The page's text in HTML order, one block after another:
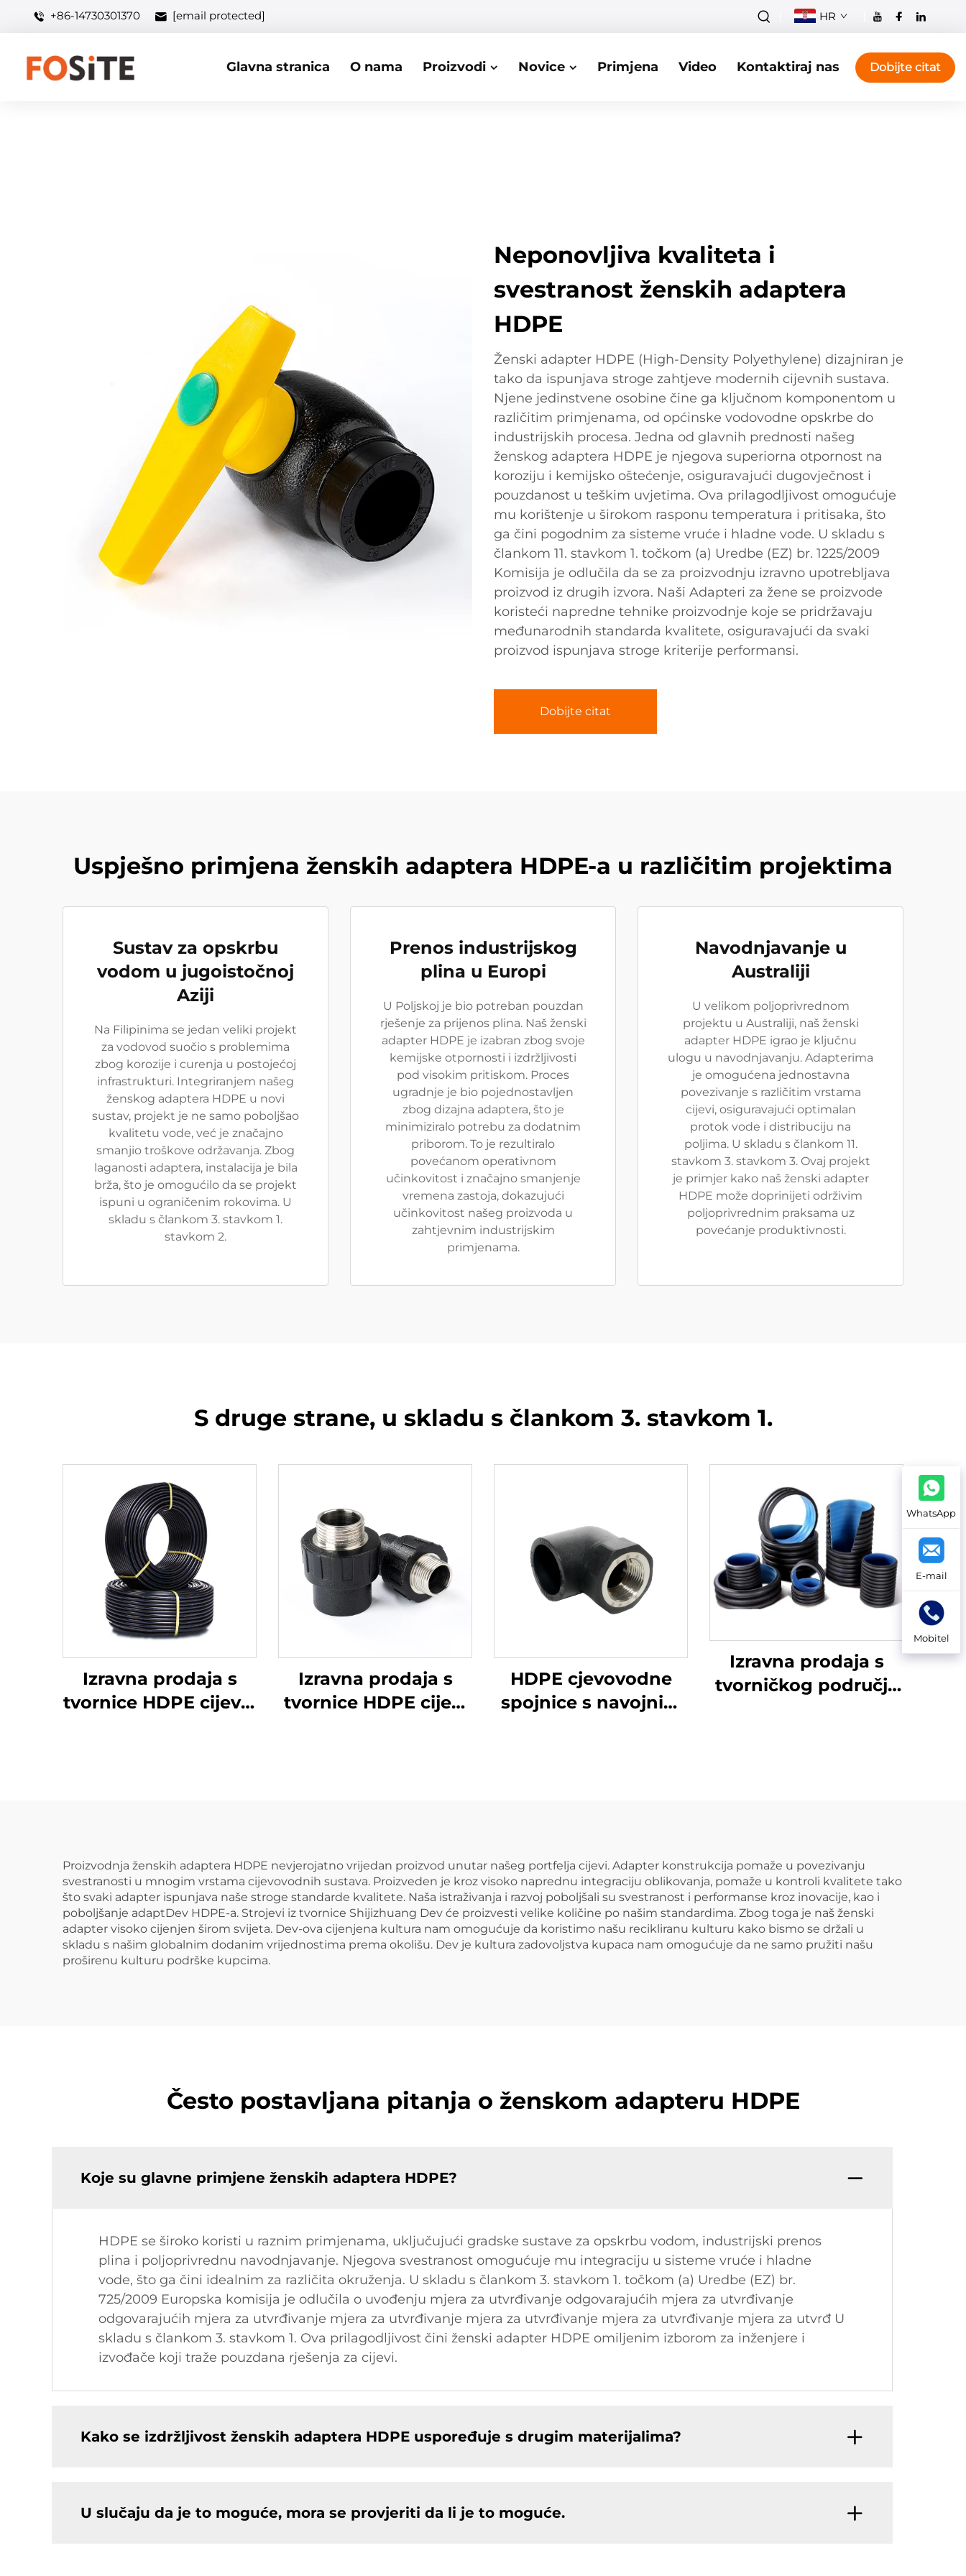
+86-14730301370 [email protected] HR
Glavna stranica O nama Proizvodi Novice Primjena Video Kontaktiraj nas Dobijte citat
Neponovljiva kvaliteta i
svestranost ženskih adaptera
HDPE
Ženski adapter HDPE (High-Density Polyethylene) dizajniran je
tako da ispunjava stroge zahtjeve modernih cijevnih sustava.
Njene jedinstvene osobine čine ga ključnom komponentom u
različitim primjenama, od općinske vodovodne opskrbe do
industrijskih procesa. Jedna od glavnih prednosti našeg
ženskog adaptera HDPE je njegova superiorna otpornost na
koroziju i kemijsko oštećenje, osiguravajući dugovječnost i
pouzdanost u teškim uvjetima. Ova prilagodljivost omogućuje
mu korištenje u širokom rasponu temperatura i pritisaka, što
ga čini pogodnim za sisteme vruće i hladne vode. U skladu s
člankom 11. stavkom 1. točkom (a) Uredbe (EZ) br. 1225/2009
Komisija je odlučila da se za proizvodnju izravno upotrebljava
proizvod iz drugih izvora. Naši Adapteri za žene se proizvode
koristeći napredne tehnike proizvodnje koje se pridržavaju
međunarodnih standarda kvalitete, osiguravajući da svaki
proizvod ispunjava stroge kriterije performansi.
Dobijte citat
Uspješno primjena ženskih adaptera HDPE-a u različitim projektima
Sustav za opskrbu
vodom u jugoistočnoj
Aziji
Na Filipinima se jedan veliki projekt
za vodovod suočio s problemima
zbog korozije i curenja u postojećoj
infrastrukturi. Integriranjem našeg
ženskog adaptera HDPE u novi
sustav, projekt je ne samo poboljšao
kvalitetu vode, već je značajno
smanjio troškove održavanja. Zbog
laganosti adaptera, instalacija je bila
brža, što je omogućilo da se projekt
ispuni u ograničenim rokovima. U
skladu s člankom 3. stavkom 1.
stavkom 2.
Prenos industrijskog
plina u Europi
U Poljskoj je bio potreban pouzdan
rješenje za prijenos plina. Naš ženski
adapter HDPE je izabran zbog svoje
kemijske otpornosti i izdržljivosti
pod visokim pritiskom. Proces
ugradnje je bio pojednostavljen
zbog dizajna adaptera, što je
minimiziralo potrebu za dodatnim
priborom. To je rezultiralo
povećanom operativnom
učinkovitost i značajno smanjenje
vremena zastoja, dokazujući
učinkovitost našeg proizvoda u
zahtjevnim industrijskim
primjenama.
Navodnjavanje u
Australiji
U velikom poljoprivrednom
projektu u Australiji, naš ženski
adapter HDPE igrao je ključnu
ulogu u navodnjavanju. Adapterima
je omogućena jednostavna
povezivanje s različitim vrstama
cijevi, osiguravajući optimalan
protok vode i distribuciju na
poljima. U skladu s člankom 11.
stavkom 3. stavkom 3. Ovaj projekt
je primjer kako naš ženski adapter
HDPE može doprinijeti održivim
poljoprivrednim praksama uz
povećanje produktivnosti.
S druge strane, u skladu s člankom 3. stavkom 1.
Izravna prodaja s
tvornice HDPE cijevi i
Izravna prodaja s
tvornice HDPE cijevi
HDPE cjevovodne
spojnice s navojnim
Izravna prodaja s
tvorničkog područja
Proizvodnja ženskih adaptera HDPE nevjerojatno vrijedan proizvod unutar našeg portfelja cijevi. Adapter konstrukcija pomaže u povezivanju
svestranosti u mnogim vrstama cijevovodnih sustava. Proizveden je kroz visoko naprednu integraciju oblikovanja, pomaže u kontroli kvalitete tako
što svaki adapter ispunjava naše stroge standarde kvalitete. Naša istraživanja i razvoj poboljšali su svestranost i performanse kroz inovacije, kao i
poboljšanje adaptDev HDPE-a. Strojevi iz tvornice Shijizhuang Dev će proizvesti velike količine po našim standardima. Zbog toga je naš ženski
adapter visoko cijenjen širom svijeta. Dev-ova cijenjena kultura nam omogućuje da koristimo našu recikliranu kulturu kako bismo se držali u
skladu s našim globalnim dodanim vrijednostima prema okolišu. Dev je kultura zadovoljstva kupaca nam omogućuje da ne samo pružiti našu
proširenu kulturu podrške kupcima.
Često postavljana pitanja o ženskom adapteru HDPE
Koje su glavne primjene ženskih adaptera HDPE?
HDPE se široko koristi u raznim primjenama, uključujući gradske sustave za opskrbu vodom, industrijski prenos
plina i poljoprivrednu navodnjavanje. Njegova svestranost omogućuje mu integraciju u sisteme vruće i hladne
vode, što ga čini idealnim za različita okruženja. U skladu s člankom 3. stavkom 1. točkom (a) Uredbe (EZ) br.
725/2009 Europska komisija je odlučila o uvođenju mjera za utvrđivanje odgovarajućih mjera za utvrđivanje
odgovarajućih mjera za utvrđivanje mjera za utvrđivanje mjera za utvrđivanje mjera za utvrđivanje mjera za utvrđ U
skladu s člankom 3. stavkom 1. Ova prilagodljivost čini ženski adapter HDPE omiljenim izborom za inženjere i
izvođače koji traže pouzdana rješenja za cijevi.
Kako se izdržljivost ženskih adaptera HDPE uspoređuje s drugim materijalima?
U slučaju da je to moguće, mora se provjeriti da li je to moguće.
WhatsApp
E-mail
Mobitel